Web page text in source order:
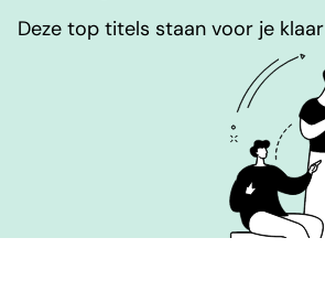
Deze top titels staan voor je klaar